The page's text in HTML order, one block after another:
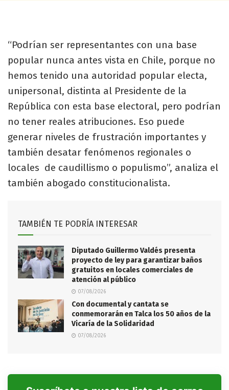
“Podrían ser representantes con una base
popular nunca antes vista en Chile, porque no
hemos tenido una autoridad popular electa,
unipersonal, distinta al Presidente de la
República con esta base electoral, pero podrían
no tener reales atribuciones. Eso puede
generar niveles de frustración importantes y
también desatar fenómenos regionales o
locales de caudillismo o populismo”, analiza el
también abogado constitucionalista.
TAMBIÉN TE PODRÍA INTERESAR
Diputado Guillermo Valdés presenta
proyecto de ley para garantizar baños
gratuitos en locales comerciales de
atención al público
07/08/2026
Con documental y cantata se
conmemorarán en Talca los 50 años de la
Vicaría de la Solidaridad
07/08/2026